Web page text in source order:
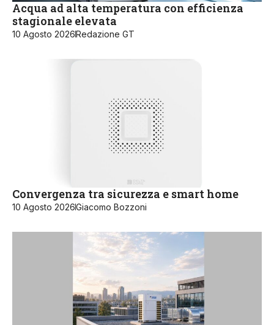
Acqua ad alta temperatura con efficienza
stagionale elevata
10 Agosto 2026Redazione GT
Convergenza tra sicurezza e smart home
10 Agosto 2026Giacomo Bozzoni